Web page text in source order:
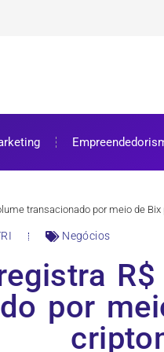
bolsa de estudos
e como aproveitar
preparar
transacionado por meio de
Negócios
por